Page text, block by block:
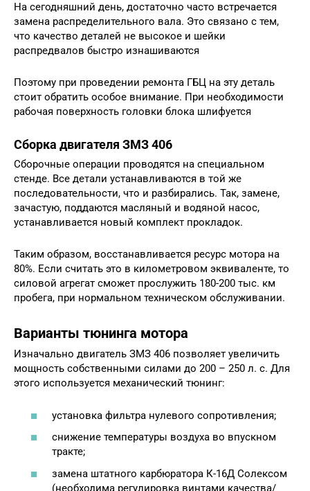
На сегодняшний день, достаточно часто встречается
замена распределительного вала. Это связано с тем,
что качество деталей не высокое и шейки
распредвалов быстро изнашиваются
Поэтому при проведении ремонта ГБЦ на эту деталь
стоит обратить особое внимание. При необходимости
рабочая поверхность головки блока шлифуется
Сборка двигателя ЗМЗ 406
Сборочные операции проводятся на специальном
стенде. Все детали устанавливаются в той же
последовательности, что и разбирались. Так, замене,
зачастую, поддаются масляный и водяной насос,
устанавливается новый комплект прокладок.
Таким образом, восстанавливается ресурс мотора на
80%. Если считать это в километровом эквиваленте, то
силовой агрегат сможет прослужить 180-200 тыс. км
пробега, при нормальном техническом обслуживании.
Варианты тюнинга мотора
Изначально двигатель ЗМЗ 406 позволяет увеличить
мощность собственными силами до 200 – 250 л. с. Для
этого используется механический тюнинг:
установка фильтра нулевого сопротивления;
снижение температуры воздуха во впускном
тракте;
замена штатного карбюратора К-16Д Солексом
(необходима регулировка винтами качества/